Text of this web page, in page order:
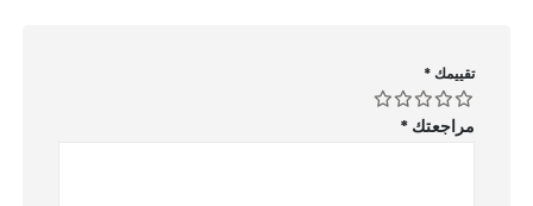
تقييمك*
مراجعتك *